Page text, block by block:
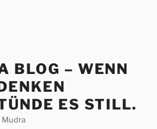
BLOG – WENN
ES STILL.
Mudra